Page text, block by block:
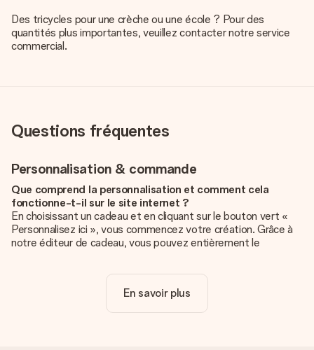
Des tricycles pour une crèche ou une école ? Pour des
quantités plus importantes, veuillez contacter notre service
commercial.
Questions fréquentes
Personnalisation & commande
Que comprend la personnalisation et comment cela
fonctionne-t-il sur le site internet ?
En choisissant un cadeau et en cliquant sur le bouton vert «
Personnalisez ici », vous commencez votre création. Grâce à
notre éditeur de cadeau, vous pouvez entièrement le
unique pour ajouter une touche finale à votre cadeau.
La personnalisation est-elle comprise dans le prix ?
En savoir plus